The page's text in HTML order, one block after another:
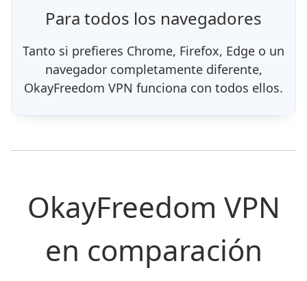
Para todos los navegadores
Tanto si prefieres Chrome, Firefox, Edge o un
navegador completamente diferente,
OkayFreedom VPN funciona con todos ellos.
OkayFreedom VPN
en comparación